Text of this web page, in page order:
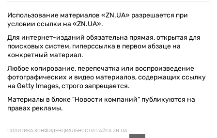
Использование материалов «ZN.UA» разрешается при
условии ссылки на «ZN.UA».
Для интернет-изданий обязательна прямая, открытая для
поисковых систем, гиперссылка в первом абзаце на
конкретный материал.
Любое копирование, перепечатка или воспроизведение
фотографических и видео материалов, содержащих ссылку
на Getty Images, строго запрещается.
Материалы в блоке "Новости компаний" публикуются на
правах рекламы.
ПОЛИТИКА КОНФИДЕНЦИАЛЬНОСТИ САЙТА ZN.UA